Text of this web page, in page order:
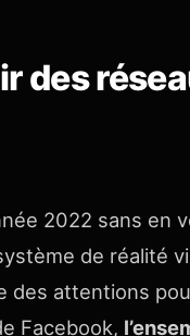
des
2022 sans en
de réalité
des attentions
Facebook,